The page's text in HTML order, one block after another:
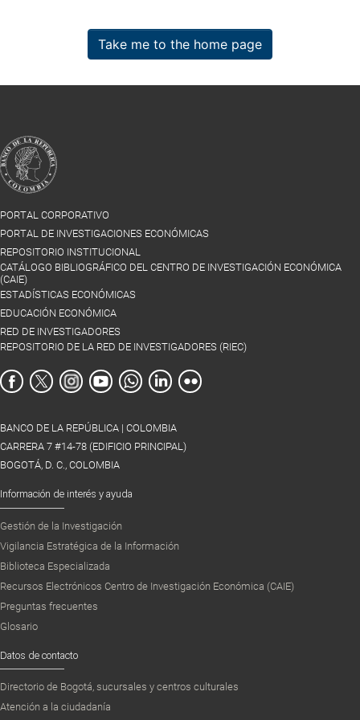
Take me to the home page
PORTAL CORPORATIVO
PORTAL DE INVESTIGACIONES ECONÓMICAS
REPOSITORIO INSTITUCIONAL
CATÁLOGO BIBLIOGRÁFICO DEL CENTRO DE INVESTIGACIÓN ECONÓMICA
(CAIE)
ESTADÍSTICAS ECONÓMICAS
EDUCACIÓN ECONÓMICA
RED DE INVESTIGADORES
REPOSITORIO DE LA RED DE INVESTIGADORES (RIEC)
BANCO DE LA REPÚBLICA | COLOMBIA
CARRERA 7 #14-78 (EDIFICIO PRINCIPAL)
BOGOTÁ, D. C., COLOMBIA
Información de interés y ayuda
Gestión de la Investigación
Vigilancia Estratégica de la Información
Biblioteca Especializada
Recursos Electrónicos Centro de Investigación Económica (CAIE)
Preguntas frecuentes
Glosario
Datos de contacto
Directorio de Bogotá, sucursales y centros culturales
Atención a la ciudadanía